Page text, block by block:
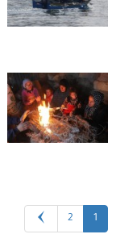
1
2